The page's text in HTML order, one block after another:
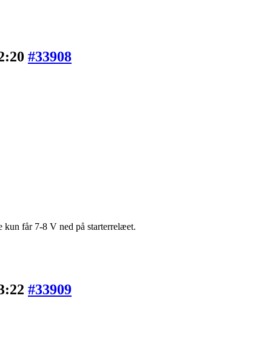
#33908
kun får 7-8 V ned på starterrelæet.
#33909